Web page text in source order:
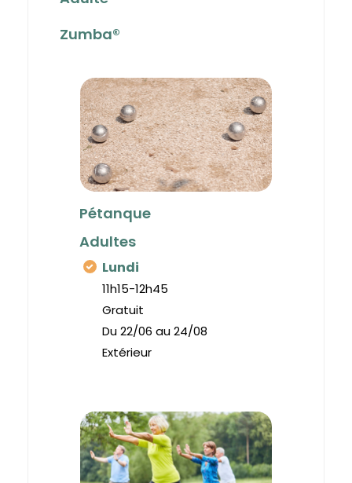
Zumba®
Pétanque
Adultes
Lundi
11h15-12h45
Gratuit
Du 22/06 au 24/08
Extérieur